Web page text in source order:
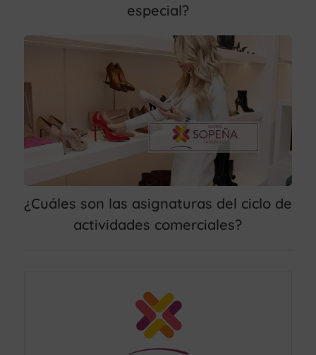
especial?
¿Cuáles son las asignaturas del ciclo de
actividades comerciales?